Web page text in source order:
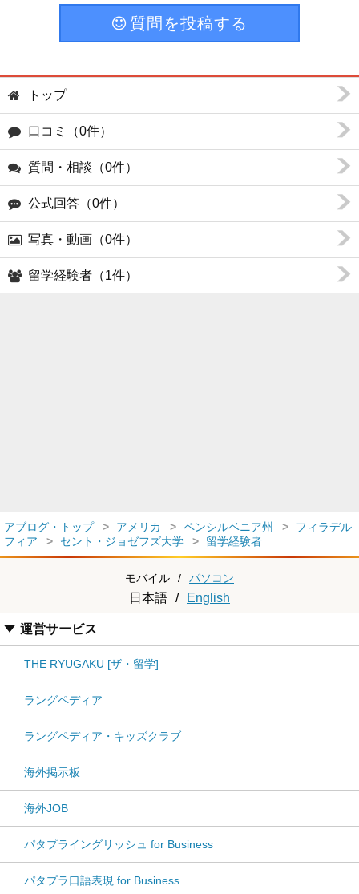
質問を投稿する
トップ
口コミ（0件）
質問・相談（0件）
公式回答（0件）
写真・動画（0件）
留学経験者（1件）
アブログ・トップ アメリカ ペンシルベニア州
フィラデル
フィア
セント・ジョゼフズ大学 留学経験者
モバイル / パソコン
日本語 / English
運営サービス
THE RYUGAKU [ザ・留学]
ラングペディア
ラングペディア・キッズクラブ
海外掲示板
海外JOB
パタプライングリッシュ for Business
パタプラ口語表現 for Business